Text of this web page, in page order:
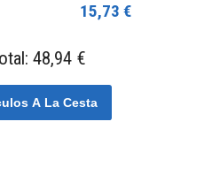
15,73 €
48,94 €
A La Cesta